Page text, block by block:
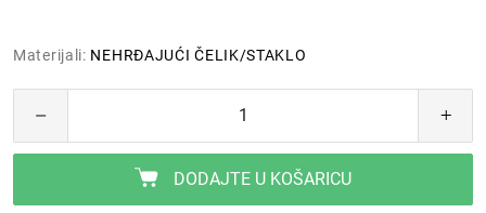
Materijali: NEHRĐAJUĆI ČELIK/STAKLO
DODAJTE U KOŠARICU